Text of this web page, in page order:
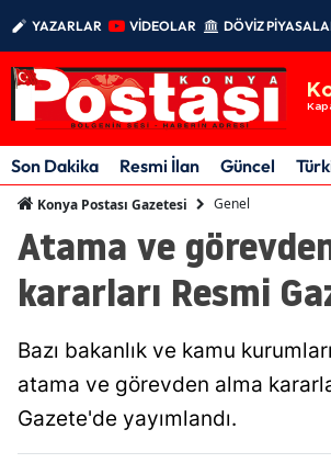
YAZARLAR VİDEOLAR DÖVİZ
Son Dakika Resmi İlan Güncel
Konya Postası Gazetesi Genel
Atama ve
kararları Resmi
Bazı bakanlık ve kamu
atama ve görevden alma
Gazete'de yayımlandı.